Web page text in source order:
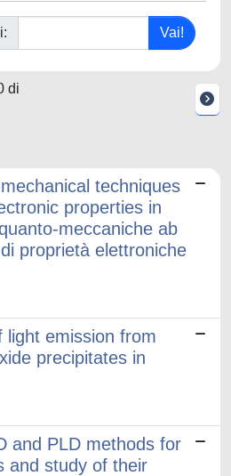
di
techniques
properties in
meccaniche ab
proprietà elettroniche
light emission from
precipitates in
and PLD methods for
and study of their